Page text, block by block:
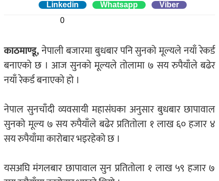
0
0
Linkedin
0
Whatsapp Viber
काठमाण्डू,नेपाली बजारमा बुधबार पनि सुनको मूल्यले नयाँ रेकर्ड
बनाएको छ । आज सुनको मूल्यले तोलामा ७ सय रुपैयाँले बढेर
नयाँ रेकर्ड बनाएको हो ।
नेपाल सुनचाँदी व्यवसायी महासंघका अनुसार बुधबार छापावाल
सुनको मूल्य ७ सय रुपैयाँले बढेर प्रतितोला १ लाख ६० हजार ४
सय रुपैयाँमा कारोबार भइरहेको छ ।
यसअघि मंगलबार छापावाल सुन प्रतितोला १ लाख ५९ हजार ७